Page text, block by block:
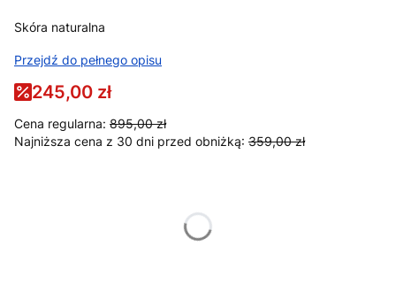
Skóra naturalna
Przejdź do pełnego opisu
245,00 zł
Cena regularna: 895,00 zł
Najniższa cena z 30 dni przed obniżką: 359,00 zł